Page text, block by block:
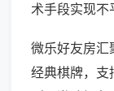
术手段实现不
微乐好友房汇
经典棋牌，支